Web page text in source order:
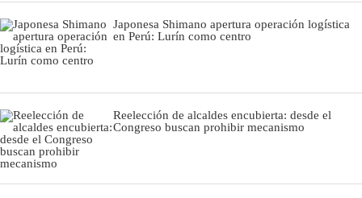
Japonesa Shimano apertura operación logística
en Perú: Lurín como centro
Reelección de alcaldes encubierta: desde el
Congreso buscan prohibir mecanismo